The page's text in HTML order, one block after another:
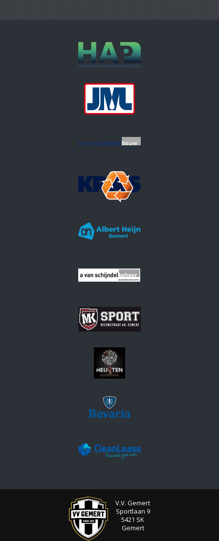
V.V. Gemert
Sportlaan 9
5421 SK
Gemert